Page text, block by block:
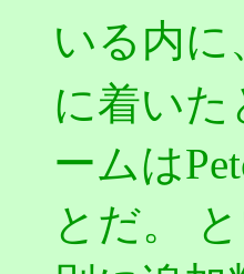
いる内
に着い
ームは
とだ。